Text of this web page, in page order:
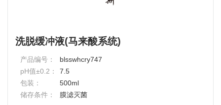
洗脱缓冲液(马来酸系统)
产品编号：
blsswhcry747
pH值±0.2：
7.5
包装：
500ml
储存条件：
膜滤灭菌